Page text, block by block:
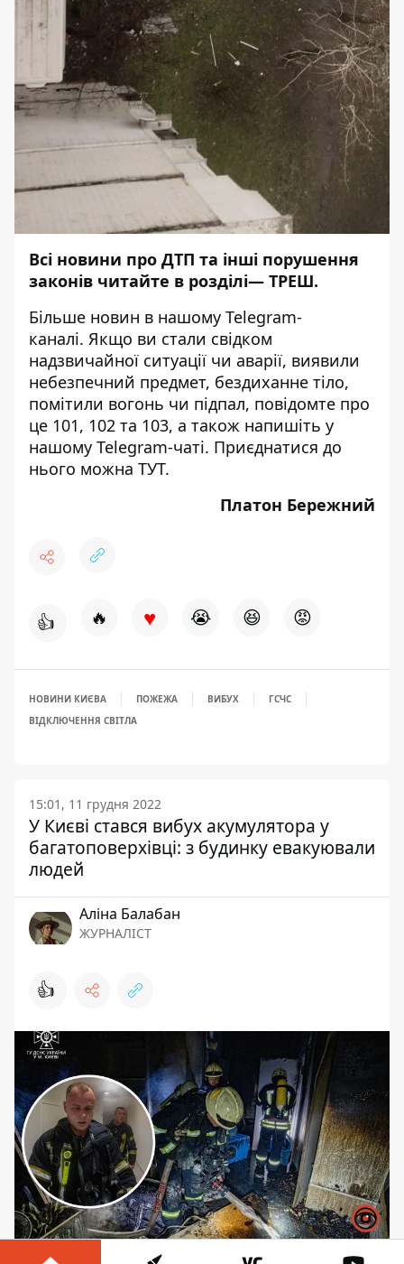
Всі новини про ДТП та інші порушення
законів читайте в розділі— ТРЕШ.
Більше новин в нашому Telegram-
каналі. Якщо ви стали свідком
надзвичайної ситуації чи аварії, виявили
небезпечний предмет, бездиханне тіло,
помітили вогонь чи підпал, повідомте про
це 101, 102 та 103, а також напишіть у
нашому Telegram-чаті. Приєднатися до
нього можна ТУТ.
Платон Бережний
👍 🔥 ♥ 😭 😆 😡
НОВИНИ КИЄВА ПОЖЕЖА ВИБУХ
ГСЧС
ВІДКЛЮЧЕННЯ СВІТЛА
15:01, 11 грудня 2022
У Києві стався вибух акумулятора у
багатоповерхівці: з будинку евакуювали
людей
Аліна Балабан
ЖУРНАЛІСТ
👍